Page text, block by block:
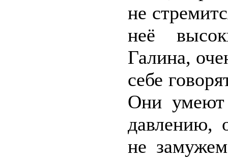
не
неё
Галина,
себе
Они умеют
давлению,
не